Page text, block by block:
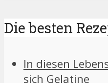
Die besten
In diesen
sich Gelatine